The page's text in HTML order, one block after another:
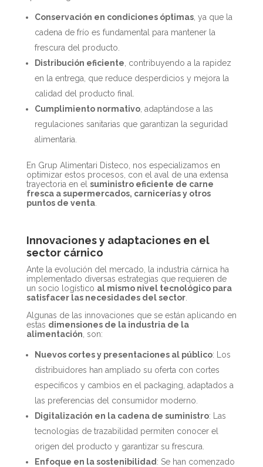
Conservación en condiciones óptimas, ya que la
cadena de frío es fundamental para mantener la
frescura del producto.
Distribución eficiente , contribuyendo a la rapidez
en la entrega, que reduce desperdicios y mejora la
calidad del producto final.
Cumplimiento normativo, adaptándose a las
regulaciones sanitarias que garantizan la seguridad
alimentaria.
En Grup Alimentari Disteco, nos especializamos en
optimizar estos procesos, con el aval de una extensa
trayectoria en el suministro eficiente de carne
fresca a supermercados, carnicerías y otros
puntos de venta.
Innovaciones y adaptaciones en el
sector cárnico
Ante la evolución del mercado, la industria cárnica ha
implementado diversas estrategias que requieren de
un socio logístico al mismo nivel tecnológico para
satisfacer las necesidades del sector.
Algunas de las innovaciones que se están aplicando en
estas dimensiones de la industria de la
alimentación , son:
Nuevos cortes y presentaciones al público: Los
distribuidores han ampliado su oferta con cortes
específicos y cambios en el packaging, adaptados a
las preferencias del consumidor moderno.
Digitalización en la cadena de suministro: Las
tecnologías de trazabilidad permiten conocer el
origen del producto y garantizar su frescura.
Enfoque en la sostenibilidad : Se han comenzado